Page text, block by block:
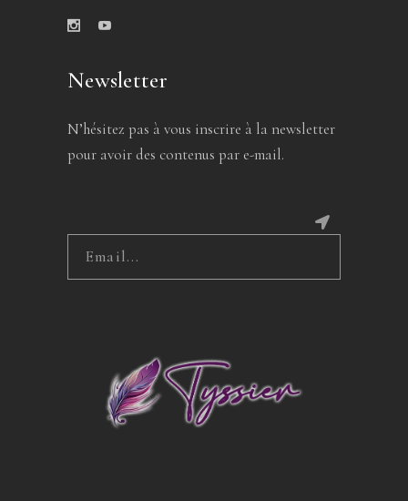
Newsletter
N’hésitez pas à vous inscrire à la newsletter
pour avoir des contenus par e-mail.